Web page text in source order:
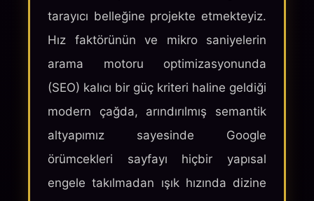
tarayıcı belleğine projekte etmekteyiz.
Hız faktörünün ve mikro saniyelerin
arama motoru optimizasyonunda
(SEO) kalıcı bir güç kriteri haline geldiği
modern çağda, arındırılmış semantik
altyapımız sayesinde Google
örümcekleri sayfayı hiçbir yapısal
engele takılmadan ışık hızında dizine